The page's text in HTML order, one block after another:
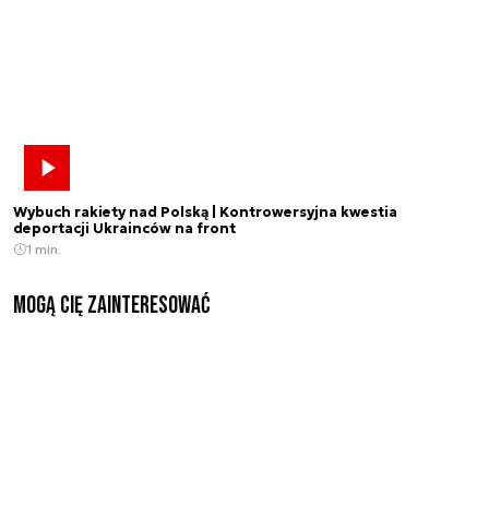
Wybuch rakiety nad Polską | Kontrowersyjna kwestia
deportacji Ukrainców na front
1 min.
Mogą Cię zainteresować